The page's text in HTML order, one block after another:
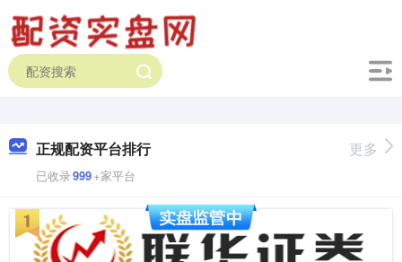
正规配资平台排行
已收录999+家平台
更多